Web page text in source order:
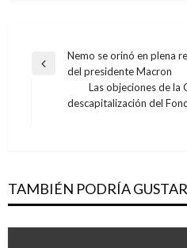
Navegación
entradas
Entrada
Nemo se orinó en plena
del presidente Macron
Entrada
Las objeciones de la
descapitalización del
TAMBIÉN PODRÍA